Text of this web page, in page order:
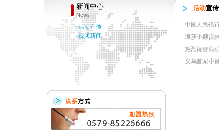
新闻中心
News
·活动宣传
·视频新闻
活动宣传
中国人民银
浪莎小额贷
热烈祝贺浪
义乌首家小